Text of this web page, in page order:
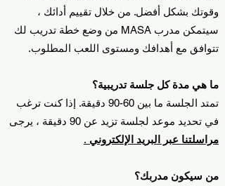
وقوتك بشكل أفضل. من خلال تقييم أدائك ،
سيتمكن مدرب MASA من وضع خطة تدريب لك
تتوافق مع أهدافك ومستوى اللعب المطلوب.
ما هي مدة كل جلسة تدريبية؟
تمتد الجلسة ما بين 60-90 دقيقة. إذا كنت ترغب
في تحديد موعد لجلسة تزيد عن 90 دقيقة ، يرجى
مراسلتنا عبر البريد الإلكتروني .
من سيكون مدربك؟